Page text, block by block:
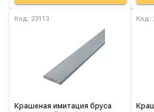
Код: 23113
Крашеная имитация бруса
Код: